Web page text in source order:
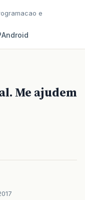
e
Android
Me ajudem